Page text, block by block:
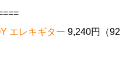
エレキギター 9,240円（92